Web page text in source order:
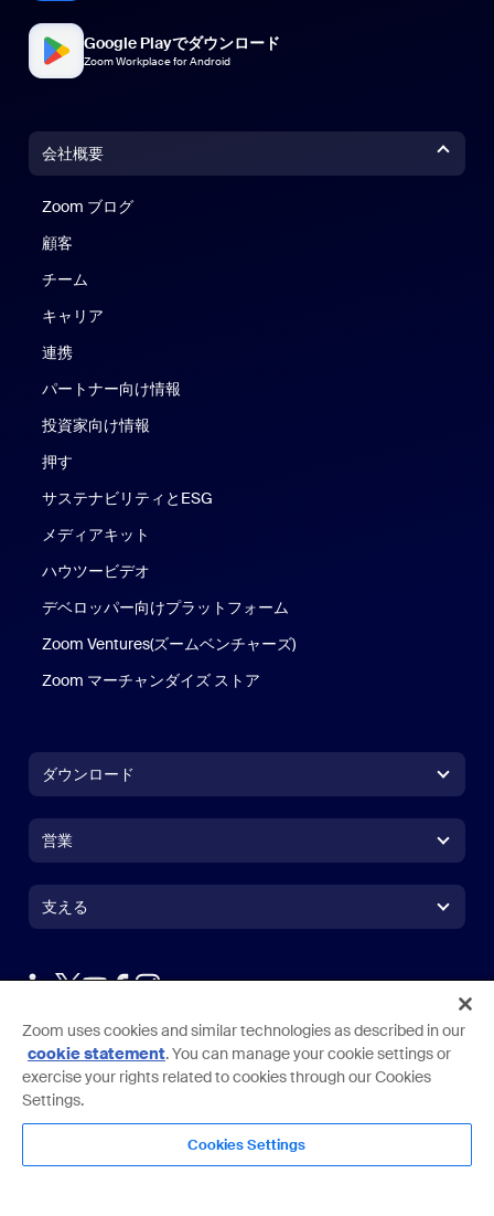
Google Playでダウンロード
Zoom Workplace for Android
会社概要
Zoom ブログ
顧客
チーム
キャリア
連携
パートナー向け情報
投資家向け情報
押す
サステナビリティとESG
メディアキット
ハウツービデオ
デベロッパー向けプラットフォーム
Zoom Ventures(ズームベンチャーズ)
Zoom マーチャンダイズ ストア
ダウンロード
Zoom Rooms アプリZoom Rooms アプリ
Zoom Rooms コントローラ
Outlook プラグイン
Androidアプリ
Zoomバーチャル背景
営業
営業担当にお問い合わせ
ウェビナーとイベント
Zoom Experience CenterZoom Experience Center
支える
支える
サポートセンターサポートセンター
ラーニングセンター
Zoomコミュニティ
テクニカルコンテンツライブラリテクニカルコンテンツライブラ
言語
日本語
Deutsch
通貨
Copyright ©2026 Zoom Communications, Inc.All rights reserved.
Cookies Settings サイトマップ
サイトマップ
Zoom uses cookies and similar technologies as described in our
cookie statement. You can manage your cookie settings or
exercise your rights related to cookies through our Cookies
Settings.
Cookies Settings